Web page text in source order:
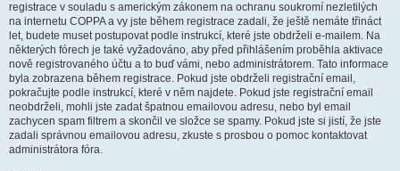
registrace v souladu s americkým zákonem na ochranu soukromí nezletilých
na internetu COPPA a vy jste během registrace zadali, že ještě nemáte třináct
let, budete muset postupovat podle instrukcí, které jste obdrželi e-mailem. Na
některých fórech je také vyžadováno, aby před přihlášením proběhla aktivace
nově registrovaného účtu a to buď vámi, nebo administrátorem. Tato informace
byla zobrazena během registrace. Pokud jste obdrželi registrační email,
pokračujte podle instrukcí, které v něm najdete. Pokud jste registrační email
neobdrželi, mohli jste zadat špatnou emailovou adresu, nebo byl email
zachycen spam filtrem a skončil ve složce se spamy. Pokud jste si jistí, že jste
zadali správnou emailovou adresu, zkuste s prosbou o pomoc kontaktovat
administrátora fóra.